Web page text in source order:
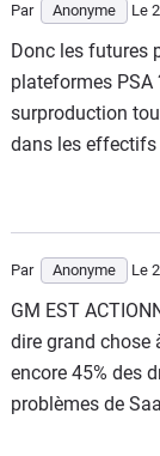
Par Anonyme Le
Donc les futures
plateformes PSA
surproduction
dans les effectifs
Par Anonyme Le
GM EST
dire grand chose
encore 45% des
problèmes de